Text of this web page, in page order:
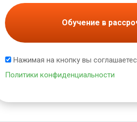
Обучение в
Нажимая на кнопку вы
Политики конфиденциальности